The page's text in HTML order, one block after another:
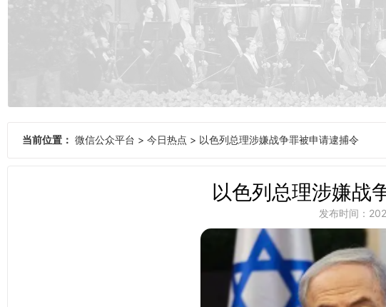
当前位置： 微信公众平台 > 今日热点 > 以色列总理涉嫌战争罪被申请逮捕令
以色列总理涉嫌战
发布时间：